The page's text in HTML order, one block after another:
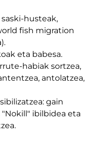
husteak,
fish migration
eta babesa.
habiak sortzea,
antolatzea,
gain
ibilbidea eta